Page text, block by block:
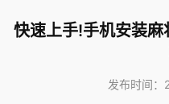
快速上手!手机安装
发布时间